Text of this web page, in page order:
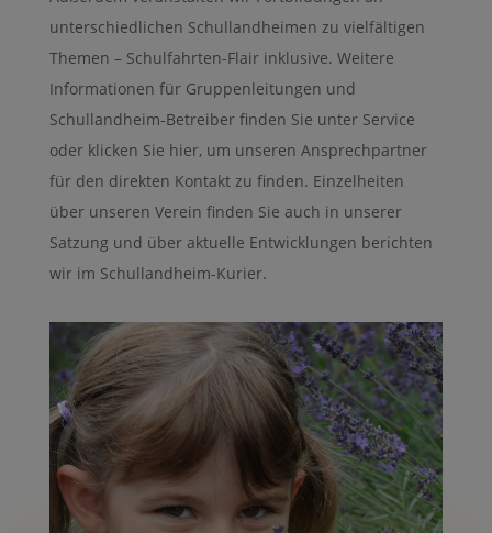
unterschiedlichen Schullandheimen zu vielfältigen
Themen – Schulfahrten-Flair inklusive. Weitere
Informationen für Gruppenleitungen und
Schullandheim-Betreiber finden Sie unter Service
oder klicken Sie hier, um unseren Ansprechpartner
für den direkten Kontakt zu finden. Einzelheiten
über unseren Verein finden Sie auch in unserer
Satzung und über aktuelle Entwicklungen berichten
wir im Schullandheim-Kurier.